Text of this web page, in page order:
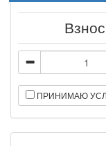
ПРИНИМАЮ